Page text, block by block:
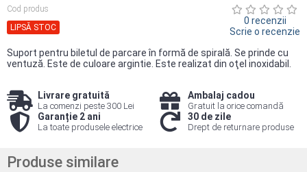
Cod produs
LIPSĂ STOC
0 recenzii
Scrie o recenzie
Suport pentru biletul de parcare în formă de spirală. Se prinde cu
ventuză. Este de culoare argintie. Este realizat din oţel inoxidabil.
Livrare gratuită
La comenzi peste 300 Lei
Ambalaj cadou
Gratuit la orice comandă
Garanție 2 ani
La toate produsele electrice
30 de zile
Drept de returnare produse
Produse similare